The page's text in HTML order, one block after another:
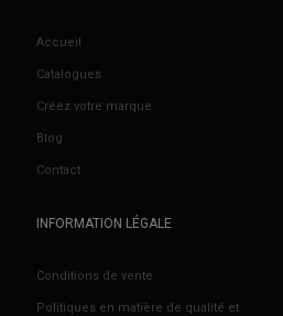
Accueil
Catalogues
Créez votre marque
Blog
Contact
INFORMATION LÉGALE
Conditions de vente
Politiques en matière de qualité et